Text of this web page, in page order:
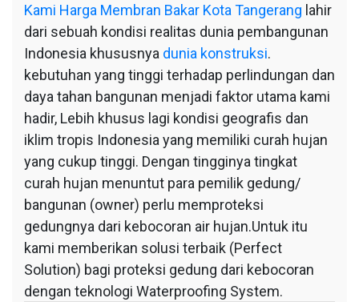
Kami Harga Membran Bakar Kota Tangerang lahir
dari sebuah kondisi realitas dunia pembangunan
Indonesia khususnya dunia konstruksi.
kebutuhan yang tinggi terhadap perlindungan dan
daya tahan bangunan menjadi faktor utama kami
hadir, Lebih khusus lagi kondisi geografis dan
iklim tropis Indonesia yang memiliki curah hujan
yang cukup tinggi. Dengan tingginya tingkat
curah hujan menuntut para pemilik gedung/
bangunan (owner) perlu memproteksi
gedungnya dari kebocoran air hujan.Untuk itu
kami memberikan solusi terbaik (Perfect
Solution) bagi proteksi gedung dari kebocoran
dengan teknologi Waterproofing System.